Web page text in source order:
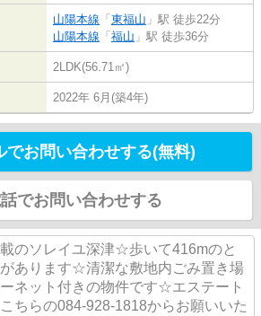
山陽本線 「 東福山 」駅 徒歩22分
山陽本線 「 福山 」駅 徒歩36分
2LDK(56.71㎡)
2022年 6月(築4年)
でお問い合わせする(無料)
でお問い合わせする
のソレイユ深津☆歩いて416mのと
あります☆清潔な敷地内ごみ置き場
ネット付きの物件です☆エステート
ちらの084-928-1818からお願いいた